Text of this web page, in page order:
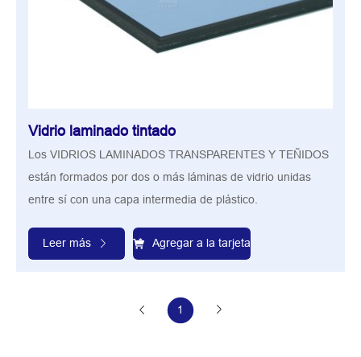
Vidrio laminado tintado
Los VIDRIOS LAMINADOS TRANSPARENTES Y TEÑIDOS
están formados por dos o más láminas de vidrio unidas
entre sí con una capa intermedia de plástico.
Leer más Agregar a la tarjeta
1